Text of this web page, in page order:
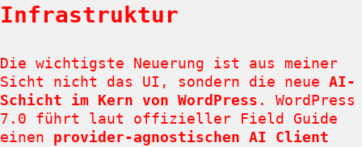
Infrastruktur
Die wichtigste Neuerung ist aus meiner
Sicht nicht das UI, sondern die neue AI-
Schicht im Kern von WordPress . WordPress
7.0 führt laut offizieller Field Guide
einen provider-agnostischen AI Client